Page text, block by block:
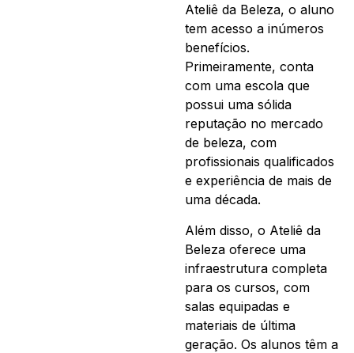
Ateliê da Beleza, o aluno
tem acesso a inúmeros
benefícios.
Primeiramente, conta
com uma escola que
possui uma sólida
reputação no mercado
de beleza, com
profissionais qualificados
e experiência de mais de
uma década.
Além disso, o Ateliê da
Beleza oferece uma
infraestrutura completa
para os cursos, com
salas equipadas e
materiais de última
geração. Os alunos têm a